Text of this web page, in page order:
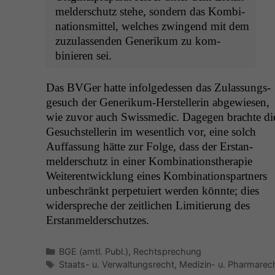
melder­schutz ste­he, son­dern das Kom­bi­
na­tion­s­mit­tel, welch­es zwin­gend mit dem
zuzu­lassenden Gener­ikum zu kom­
binieren sei.
Das BVGer hat­te infolgedessen das Zulas­sungs­
ge­such der Gener­ikum-Her­stel­lerin abgewiesen,
wie zuvor auch Swissmedic. Dage­gen brachte
Gesuch­stel­lerin im wesentlich vor, eine solch
Auf­fas­sung hätte zur Folge, dass der Erstan­
melder­schutz in ein­er Kom­bi­na­tion­s­ther­a­pie
Weit­er­en­twick­lung eines Kom­bi­na­tion­spart­ners
unbeschränkt per­pe­tu­iert wer­den kön­nte; dies
wider­spreche der zeitlichen Lim­i­tierung des
Erstanmelderschutzes.
Kategorien
BGE (amtl. Publ.), Rechtsprechung
Schlagwörter
Staats- u. Verwaltungsrecht, Medizin- u.